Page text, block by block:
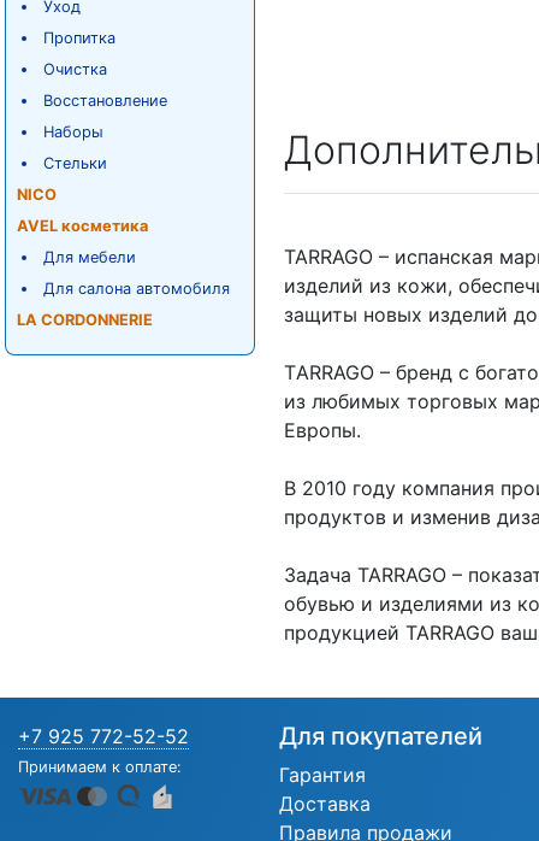
Уход
Пропитка
Очистка
Восстановление
Наборы
Стельки
NICO
AVEL косметика
Для мебели
Для салона автомобиля
LA CORDONNERIE
TARRAGO – испанская
изделий из кожи,
защиты новых изделий
ТARRAGO – бренд с
из любимых торговых
Европы.
В 2010 году компания
продуктов и изменив
Задача TARRAGO –
обувью и изделиями из
продукцией TARRAGO
+7 925 772-52-52
Принимаем к оплате:
Для покупателей
Гарантия
Доставка
Правила продажи